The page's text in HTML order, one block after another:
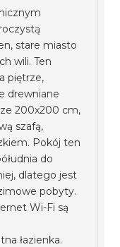
stare miasto
wili. Ten
piętrze,
drewniane
200x200 cm,
szafą,
Pokój ten
do
dlatego jest
pobyty.
Wi-Fi są
łazienka.